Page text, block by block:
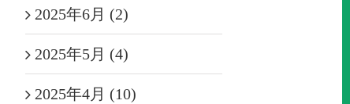
2025年6月 (2)
2025年5月 (4)
2025年4月 (10)